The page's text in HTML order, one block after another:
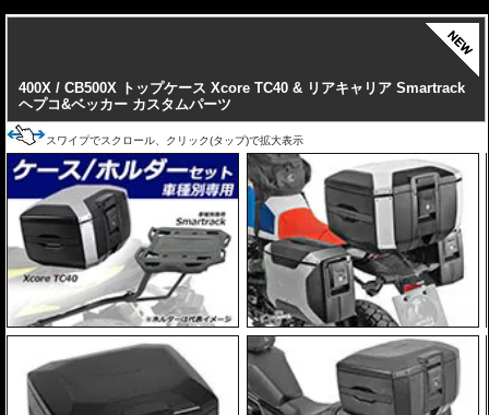
シルバー
￥253,000
278,300
(税込)
24,200円お得!!
商品：
トップ ケース
TC45
サイドケース
カラー/品番
左
右
30
40 30 40
○
ブラック
9503-610-217
￥85,000
￥93,500(税込)
8,250円お得!!
○ ○
ブラック
9503-XP-SCS-B
￥160,000
￥176,000(税込)
14,850円お得!!
○ ○
ブラック
9503-XP-SCB-B
￥168,000
￥184,800 (税込)
15,950円お得!!
○
ブラック
9503-XP-SST-B
￥245,000
￥269,500
23,100円お得!!
適合車種
※ホルダー/ケースセット商品 弊社オンラインショップから
のみお求めいただけます
400X ('13-'16)
※グラブバーを取り外す必要あり
※オプション 「ロックイットダイヤル」使用不可
※ホルダー/ケースセット商品 弊社オンラインショップから
のみお求めいただけます
トップ ケース
TC45
サイドケース
カラー/品番
価格
左
右
30
40 30
○
チタンシルバー
978-610-212
￥85,000
￥93,500
(税込)
8,250円お得!!
○
シルバー
978-XP-SCS-S
￥160,000
￥176,000
14,850円お得!!
400X / CB500X トップケース Xcore TC40 & リアキャリア Smartrack
ヘプコ&ベッカー カスタムパーツ
スワイプでスクロール、クリック(タップ)で拡大表示